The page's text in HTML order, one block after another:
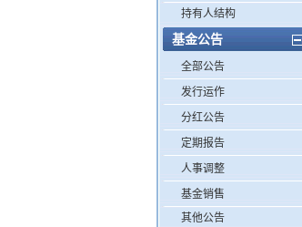
持有人结构
基金公告
全部公告
发行运作
分红公告
定期报告
人事调整
基金销售
其他公告